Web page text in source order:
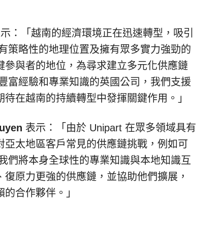
：「越南的經濟環境正在迅速轉型，吸引
策略性的地理位置及擁有眾多實力強勁的
與者的地位，為尋求建立多元化供應鏈
富經驗和專業知識的英國公司，我們支援
在越南的持續轉型中發揮關鍵作用。」
表示：「由於 Unipart 在眾多領域具有
太地區客戶常見的供應鏈挑戰，例如可
們將本身全球性的專業知識與本地知識互
原力更強的供應鏈，並協助他們擴展，
合作夥伴。」